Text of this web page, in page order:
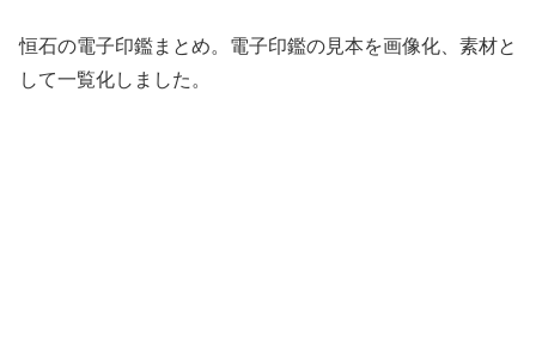
恒石の電子印鑑まとめ。電子印鑑の見本を画像化、素材と
して一覧化しました。